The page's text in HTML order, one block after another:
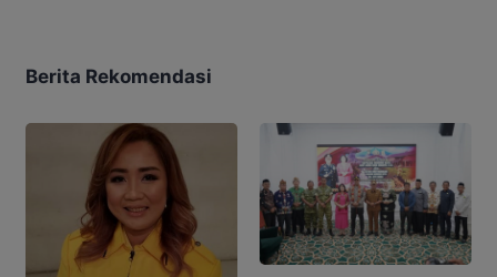
Berita Rekomendasi